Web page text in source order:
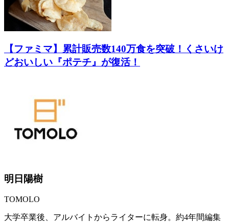
【ファミマ】累計販売数140万食を突破！くさいけ
どおいしい『ポテチ』が復活！
明日陽樹
TOMOLO
大学卒業後、アルバイトからライターに転身。約4年間編集